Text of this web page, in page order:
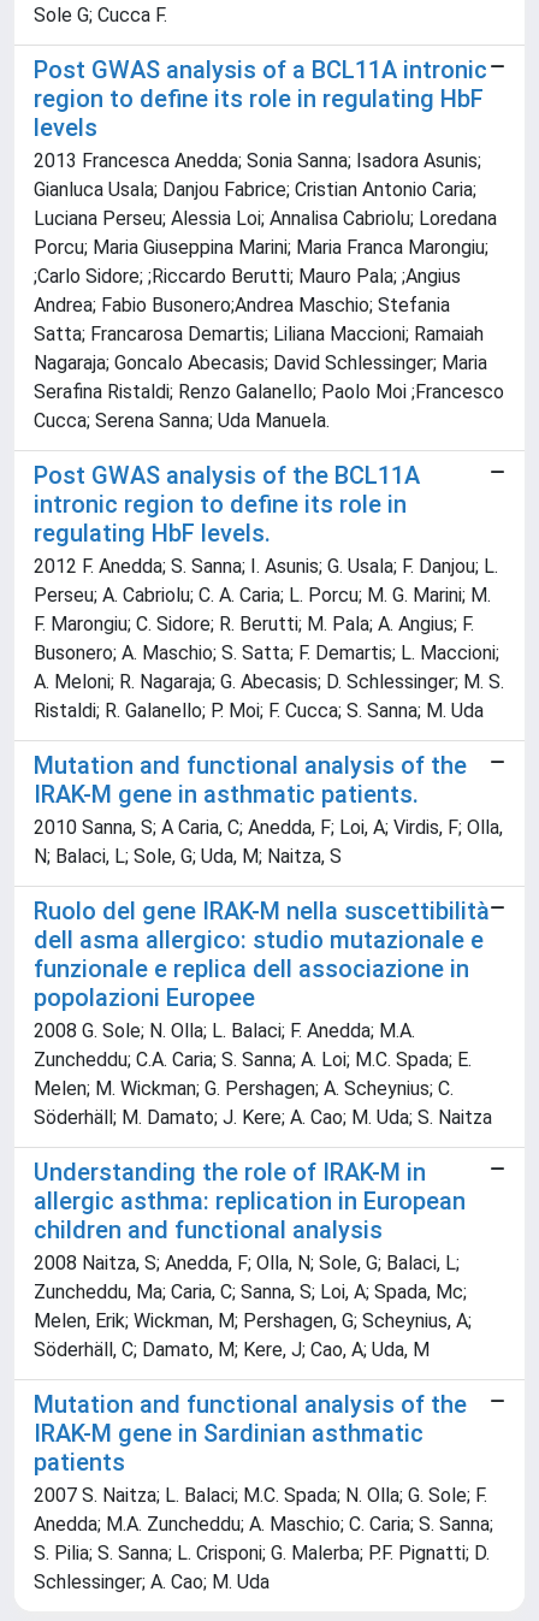
Sole G; Cucca F.
Post GWAS analysis of a BCL11A intronic
region to define its role in regulating HbF
levels
2013 Francesca Anedda; Sonia Sanna; Isadora Asunis;
Gianluca Usala; Danjou Fabrice; Cristian Antonio Caria;
Luciana Perseu; Alessia Loi; Annalisa Cabriolu; Loredana
Porcu; Maria Giuseppina Marini; Maria Franca Marongiu;
;Carlo Sidore; ;Riccardo Berutti; Mauro Pala; ;Angius
Andrea; Fabio Busonero;Andrea Maschio; Stefania
Satta; Francarosa Demartis; Liliana Maccioni; Ramaiah
Nagaraja; Goncalo Abecasis; David Schlessinger; Maria
Serafina Ristaldi; Renzo Galanello; Paolo Moi ;Francesco
Cucca; Serena Sanna; Uda Manuela.
Post GWAS analysis of the BCL11A
intronic region to define its role in
regulating HbF levels.
2012 F. Anedda; S. Sanna; I. Asunis; G. Usala; F. Danjou; L.
Perseu; A. Cabriolu; C. A. Caria; L. Porcu; M. G. Marini; M.
F. Marongiu; C. Sidore; R. Berutti; M. Pala; A. Angius; F.
Busonero; A. Maschio; S. Satta; F. Demartis; L. Maccioni;
A. Meloni; R. Nagaraja; G. Abecasis; D. Schlessinger; M. S.
Ristaldi; R. Galanello; P. Moi; F. Cucca; S. Sanna; M. Uda
Mutation and functional analysis of the
IRAK-M gene in asthmatic patients.
2010 Sanna, S; A Caria, C; Anedda, F; Loi, A; Virdis, F; Olla,
N; Balaci, L; Sole, G; Uda, M; Naitza, S
Ruolo del gene IRAK-M nella suscettibilità
dell asma allergico: studio mutazionale e
funzionale e replica dell associazione in
popolazioni Europee
2008 G. Sole; N. Olla; L. Balaci; F. Anedda; M.A.
Zuncheddu; C.A. Caria; S. Sanna; A. Loi; M.C. Spada; E.
Melen; M. Wickman; G. Pershagen; A. Scheynius; C.
Söderhäll; M. Damato; J. Kere; A. Cao; M. Uda; S. Naitza
Understanding the role of IRAK-M in
allergic asthma: replication in European
children and functional analysis
2008 Naitza, S; Anedda, F; Olla, N; Sole, G; Balaci, L;
Zuncheddu, Ma; Caria, C; Sanna, S; Loi, A; Spada, Mc;
Melen, Erik; Wickman, M; Pershagen, G; Scheynius, A;
Söderhäll, C; Damato, M; Kere, J; Cao, A; Uda, M
Mutation and functional analysis of the
IRAK-M gene in Sardinian asthmatic
patients
2007 S. Naitza; L. Balaci; M.C. Spada; N. Olla; G. Sole; F.
Anedda; M.A. Zuncheddu; A. Maschio; C. Caria; S. Sanna;
S. Pilia; S. Sanna; L. Crisponi; G. Malerba; P.F. Pignatti; D.
Schlessinger; A. Cao; M. Uda